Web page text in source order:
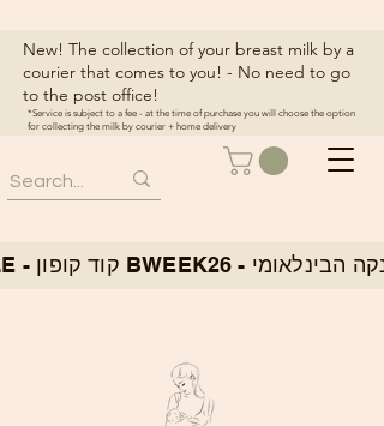
New! The collection of your breast milk by a
courier that comes to you! - No need to go
to the post office!
*Service is subject to a fee - at the time of purchase you will choose the option
for collecting the milk by courier + home delivery